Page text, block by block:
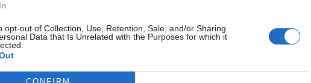
opt-out of Collection, Use, Retention, Sale, and/or Sharing
Data that Is Unrelated with the Purposes for which it
26798